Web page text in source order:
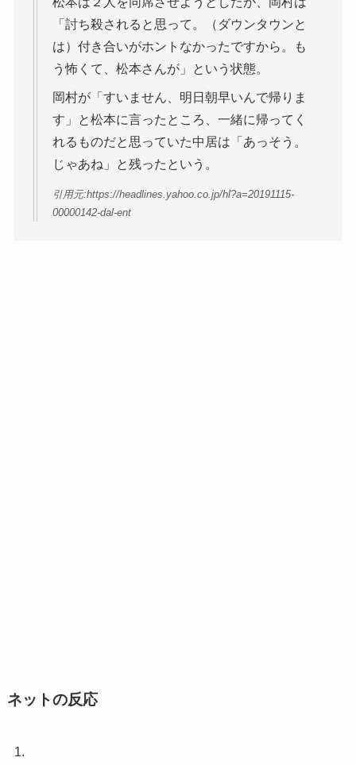
「討ち殺されると思って。（ダウンタウンと
は）付き合いがホントなかったですから。も
う怖くて、松本さんが」という状態。
岡村が「すいません、明日朝早いんで帰りま
す」と松本に言ったところ、一緒に帰ってく
れるものだと思っていた中居は「あっそう。
じゃあね」と残ったという。
引用元:https://headlines.yahoo.co.jp/hl?a=20191115-
00000142-dal-ent
ネットの反応
1.